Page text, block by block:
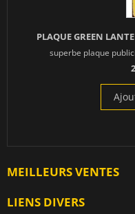
PLAQUE GREEN
superbe plaque
MEILLEURS VENTES
LIENS DIVERS